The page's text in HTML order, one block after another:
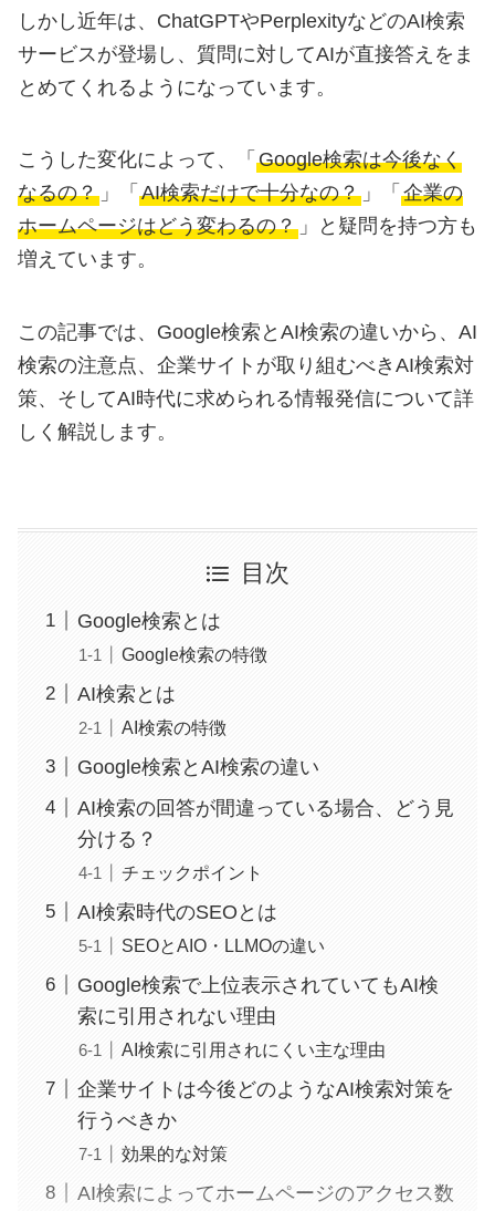
しかし近年は、ChatGPTやPerplexityなどのAI検索
サービスが登場し、質問に対してAIが直接答えをま
とめてくれるようになっています。
こうした変化によって、「 Google検索は今後なく
なるの？ 」「 AI検索だけで十分なの？ 」「 企業の
ホームページはどう変わるの？ 」と疑問を持つ方も
増えています。
この記事では、Google検索とAI検索の違いから、AI
検索の注意点、企業サイトが取り組むべきAI検索対
策、そしてAI時代に求められる情報発信について詳
しく解説します。
目次
Google検索とは
Google検索の特徴
AI検索とは
AI検索の特徴
Google検索とAI検索の違い
AI検索の回答が間違っている場合、どう見
分ける？
チェックポイント
AI検索時代のSEOとは
SEOとAIO・LLMOの違い
Google検索で上位表示されていてもAI検
索に引用されない理由
AI検索に引用されにくい主な理由
企業サイトは今後どのようなAI検索対策を
行うべきか
効果的な対策
AI検索によってホームページのアクセス数